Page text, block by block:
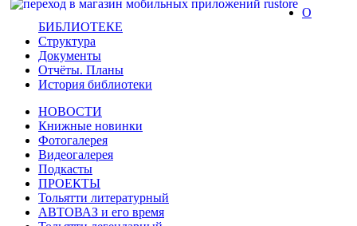
О
БИБЛИОТЕКЕ
Структура
Документы
Отчёты. Планы
История библиотеки
НОВОСТИ
Книжные новинки
Фотогалерея
Видеогалерея
Подкасты
ПРОЕКТЫ
Тольятти литературный
АВТОВАЗ и его время